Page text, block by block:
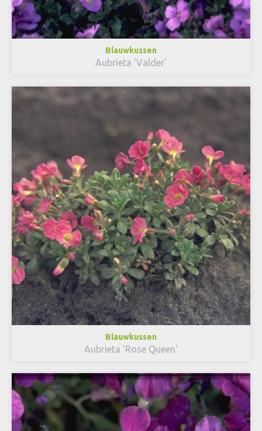
Blauwkussen
Aubrieta 'Valder'
Blauwkussen
Aubrieta 'Rose Queen'